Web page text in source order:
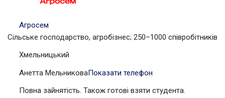
Агросем
Сільське господарство, агробізнес; 250–1000 співробітників
Хмельницький
Анетта МельниковаПоказати телефон
Повна зайнятість. Також готові взяти студента.